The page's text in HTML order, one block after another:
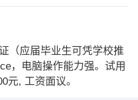
（应届毕业生可凭学校推
，电脑操作能力强。试用
元, 工资面议。